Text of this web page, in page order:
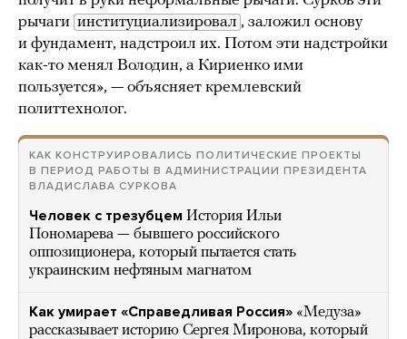
рычаги институциализировал , заложил основу
и фундамент, надстроил их. Потом эти надстройки
как-то менял Володин, а Кириенко ими
пользуется», — объясняет кремлевский
политтехнолог.
КАК КОНСТРУИРОВАЛИСЬ ПОЛИТИЧЕСКИЕ ПРОЕКТЫ
В ПЕРИОД РАБОТЫ В АДМИНИСТРАЦИИ ПРЕЗИДЕНТА
ВЛАДИСЛАВА СУРКОВА
Человек с трезубцем История Ильи
Пономарева — бывшего российского
оппозиционера, который пытается стать
украинским нефтяным магнатом
Как умирает «Справедливая Россия» «Медуза»
рассказывает историю Сергея Миронова, который